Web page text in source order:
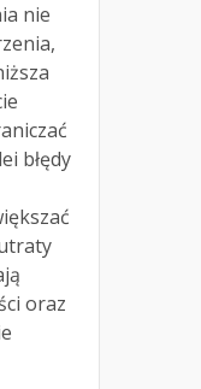
nie
błędy
oraz